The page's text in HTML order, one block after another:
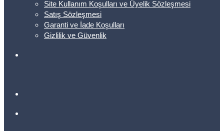
Site Kullanım Koşulları ve Üyelik Sözleşmesi
Satış Sözleşmesi
Garanti ve İade Koşulları
Gizlilik ve Güvenlik